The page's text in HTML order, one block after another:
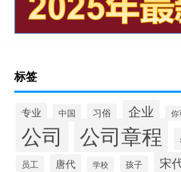
标签
专业 中国 习俗 企业 你
公司 公司章程
员工 唐代 学校 孩子 宋